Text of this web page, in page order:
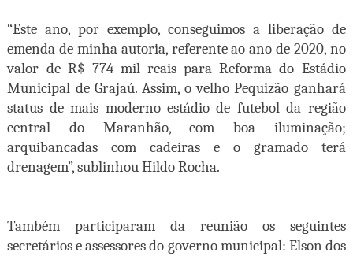
“Este ano, por exemplo, conseguimos a liberação de
emenda de minha autoria, referente ao ano de 2020, no
valor de R$ 774 mil reais para Reforma do Estádio
Municipal de Grajaú. Assim, o velho Pequizão ganhará
status de mais moderno estádio de futebol da região
central do Maranhão, com boa iluminação;
arquibancadas com cadeiras e o gramado terá
drenagem”, sublinhou Hildo Rocha.
Também participaram da reunião os seguintes
secretários e assessores do governo municipal: Elson dos